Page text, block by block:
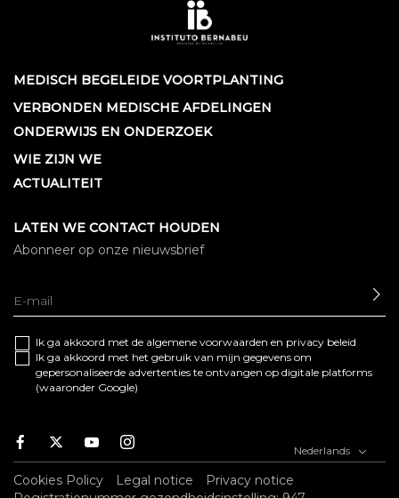
MEDISCH BEGELEIDE VOORTPLANTING
VERBONDEN MEDISCHE AFDELINGEN
ONDERWIJS EN ONDERZOEK
WIE ZIJN WE
ACTUALITEIT
LATEN WE CONTACT HOUDEN
Abonneer op onze nieuwsbrief
Ik ga akkoord met de algemene voorwaarden en privacy beleid
Ik ga akkoord met het gebruik van mijn gegevens om
gepersonaliseerde advertenties te ontvangen op digitale platforms
(waaronder Google)
Facebook
TwitterYoutubeInstagram Nederlands
Cookies Policy Legal notice
Privacy notice